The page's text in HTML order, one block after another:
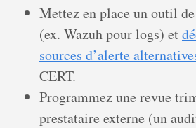
Mettez en place un outil
(ex. Wazuh pour logs) et
sources d’alerte
CERT.
Programmez une revue
prestataire externe (un